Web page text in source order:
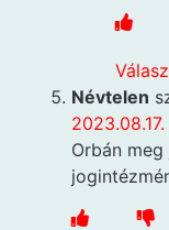
Válasz
Névtelen
2023.08.17.
Orbán